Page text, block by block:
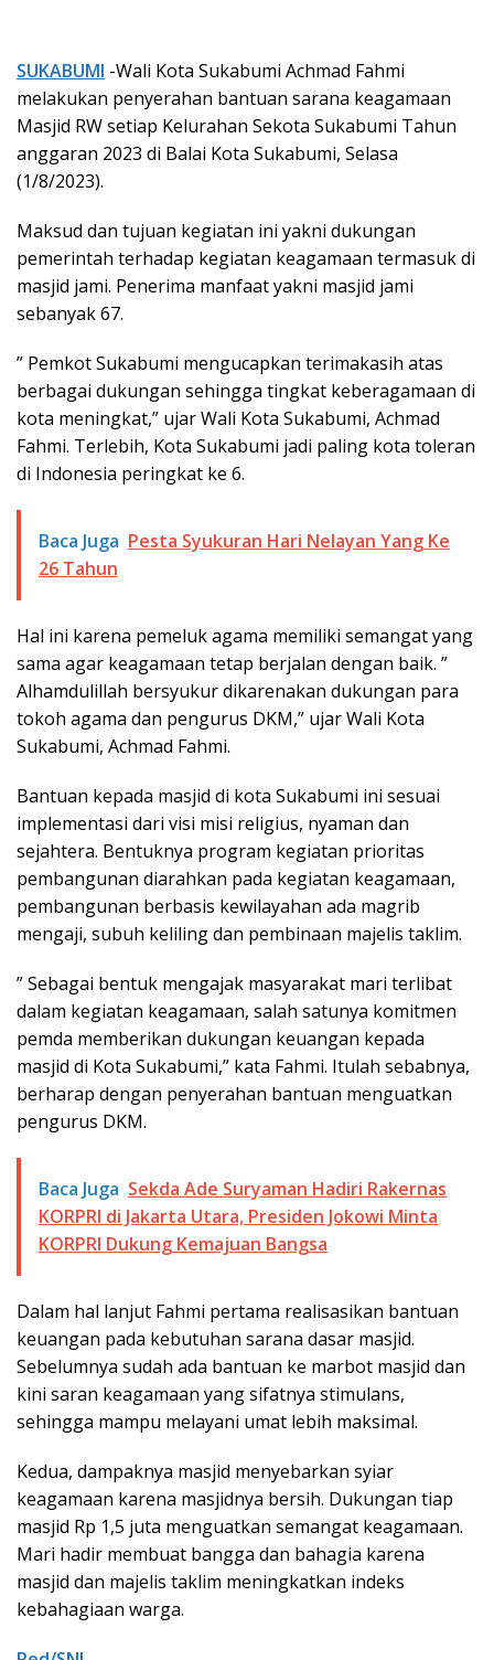
SUKABUMI -Wali Kota Sukabumi Achmad Fahmi
melakukan penyerahan bantuan sarana keagamaan
Masjid RW setiap Kelurahan Sekota Sukabumi Tahun
anggaran 2023 di Balai Kota Sukabumi, Selasa
(1/8/2023).
Maksud dan tujuan kegiatan ini yakni dukungan
pemerintah terhadap kegiatan keagamaan termasuk di
masjid jami. Penerima manfaat yakni masjid jami
sebanyak 67.
” Pemkot Sukabumi mengucapkan terimakasih atas
berbagai dukungan sehingga tingkat keberagamaan di
kota meningkat,” ujar Wali Kota Sukabumi, Achmad
Fahmi. Terlebih, Kota Sukabumi jadi paling kota toleran
di Indonesia peringkat ke 6.
Baca Juga Pesta Syukuran Hari Nelayan Yang Ke
26 Tahun
Hal ini karena pemeluk agama memiliki semangat yang
sama agar keagamaan tetap berjalan dengan baik. ”
Alhamdulillah bersyukur dikarenakan dukungan para
tokoh agama dan pengurus DKM,” ujar Wali Kota
Sukabumi, Achmad Fahmi.
Bantuan kepada masjid di kota Sukabumi ini sesuai
implementasi dari visi misi religius, nyaman dan
sejahtera. Bentuknya program kegiatan prioritas
pembangunan diarahkan pada kegiatan keagamaan,
pembangunan berbasis kewilayahan ada magrib
mengaji, subuh keliling dan pembinaan majelis taklim.
” Sebagai bentuk mengajak masyarakat mari terlibat
dalam kegiatan keagamaan, salah satunya komitmen
pemda memberikan dukungan keuangan kepada
masjid di Kota Sukabumi,” kata Fahmi. Itulah sebabnya,
berharap dengan penyerahan bantuan menguatkan
pengurus DKM.
Baca Juga Sekda Ade Suryaman Hadiri Rakernas
KORPRI di Jakarta Utara, Presiden Jokowi Minta
KORPRI Dukung Kemajuan Bangsa
Dalam hal lanjut Fahmi pertama realisasikan bantuan
keuangan pada kebutuhan sarana dasar masjid.
Sebelumnya sudah ada bantuan ke marbot masjid dan
kini saran keagamaan yang sifatnya stimulans,
sehingga mampu melayani umat lebih maksimal.
Kedua, dampaknya masjid menyebarkan syiar
keagamaan karena masjidnya bersih. Dukungan tiap
masjid Rp 1,5 juta menguatkan semangat keagamaan.
Mari hadir membuat bangga dan bahagia karena
masjid dan majelis taklim meningkatkan indeks
kebahagiaan warga.